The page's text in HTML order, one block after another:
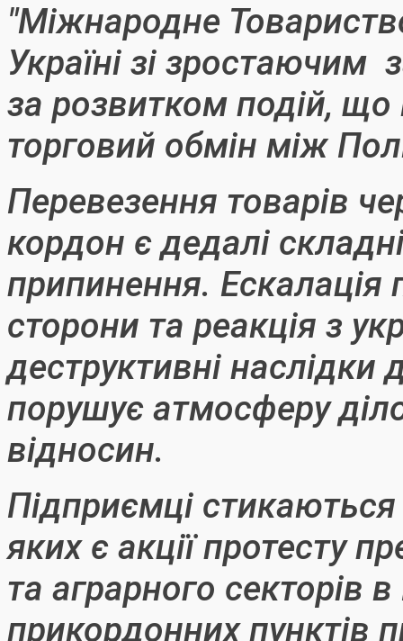
"Міжнародне
Україні зі зростаючим
за розвитком подій,
торговий обмін між
Перевезення товарів
кордон є дедалі
припинення. Ескалація
сторони та реакція з
деструктивні наслідки
порушує атмосферу
відносин.
Підприємці
яких є акції протесту
та аграрного секторів
прикордонних пунктів